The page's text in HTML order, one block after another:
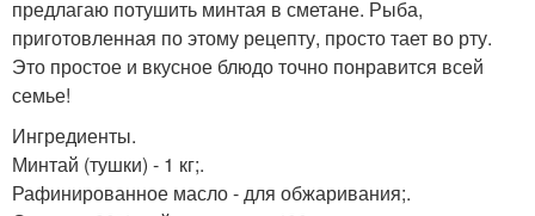
предлагаю потушить минтая в сметане. Рыба,
приготовленная по этому рецепту, просто тает во рту.
Это простое и вкусное блюдо точно понравится всей
семье!
Ингредиенты.
Минтай (тушки) - 1 кг;.
Рафинированное масло - для обжаривания;.